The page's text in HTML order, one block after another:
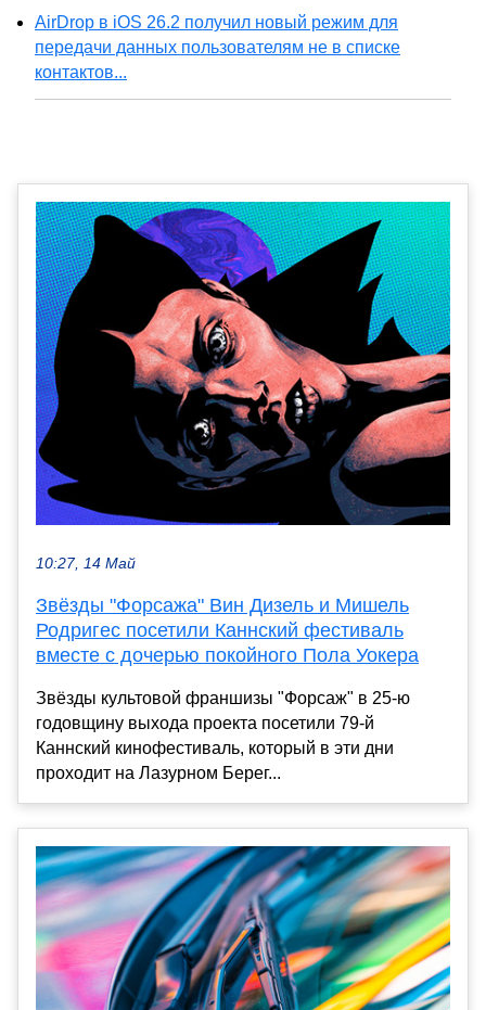
AirDrop в iOS 26.2 получил новый режим для
передачи данных пользователям не в списке
контактов...
10:27, 14 Май
Звёзды "Форсажа" Вин Дизель и Мишель
Родригес посетили Каннский фестиваль
вместе с дочерью покойного Пола Уокера
Звёзды культовой франшизы "Форсаж" в 25-ю
годовщину выхода проекта посетили 79-й
Каннский кинофестиваль, который в эти дни
проходит на Лазурном Берег...